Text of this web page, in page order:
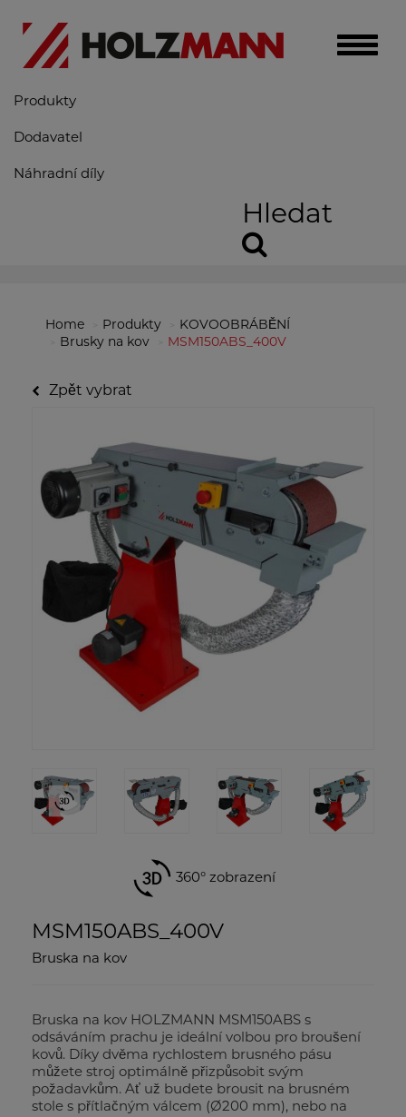
Toggle
Produkty
Dodavatel
Náhradní díly
Hledat
Home Produkty
KOVOOBRÁBĚNÍ
Brusky na kov
MSM150ABS_400V
Zpět vybrat
360° zobrazení
MSM150ABS_400V
Bruska na kov
Bruska na kov HOLZMANN MSM150ABS s
odsáváním prachu je ideální volbou pro broušení
kovů. Díky dvěma rychlostem brusného pásu
můžete stroj optimálně přizpůsobit svým
požadavkům. Ať už budete brousit na brusném
stole s přítlačným válcem (Ø200 mm), nebo na